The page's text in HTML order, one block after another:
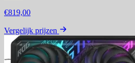
€819,00
Vergelijk prijzen